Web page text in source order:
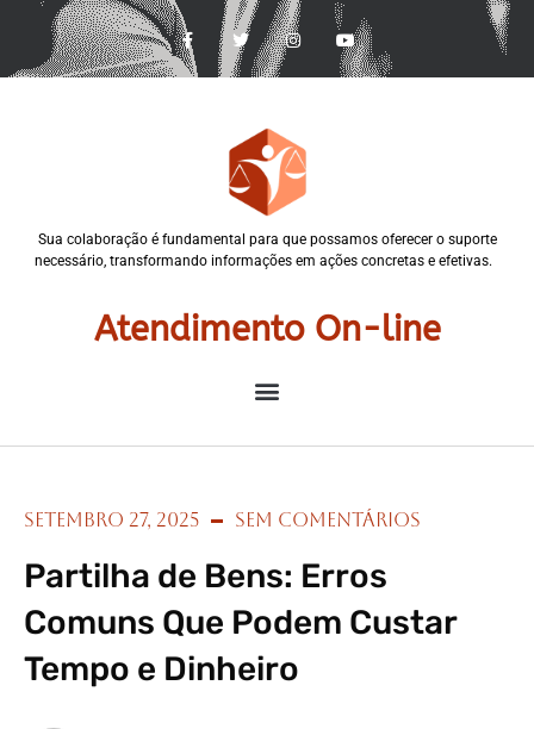
Sua colaboração é fundamental para que possamos oferecer o suporte
necessário, transformando informações em ações concretas e efetivas.
Atendimento On-line
setembro 27, 2025 Sem Comentários
Partilha de Bens: Erros
Comuns Que Podem Custar
Tempo e Dinheiro